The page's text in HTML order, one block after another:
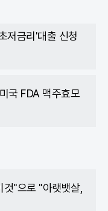
저금리'대출 신청
국 FDA 맥주효모
"으로 "아랫뱃살,